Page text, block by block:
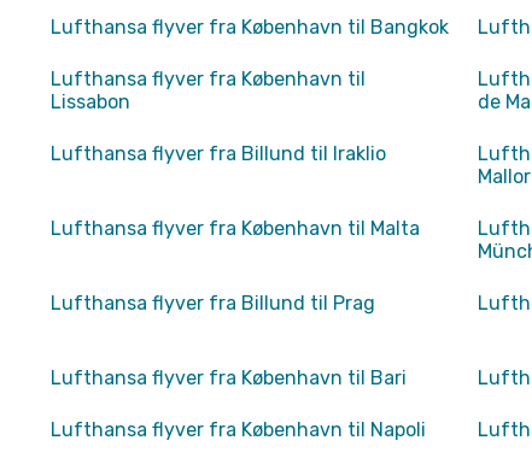
Lufthansa flyver fra København til Bangkok
Lufthansa flyver fra København til
Lissabon
de
Lufthansa flyver fra Billund til Iraklio
Lufthansa flyver fra København til Malta
Lufthansa flyver fra Billund til Prag
Lufthansa flyver fra København til Bari
Lufthansa flyver fra København til Napoli